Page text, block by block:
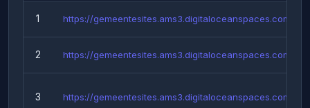
1 https://gemeentesites.ams3.digitaloceanspaces.com/...
2 https://gemeentesites.ams3.digitaloceanspaces.com/...
3 https://gemeentesites.ams3.digitaloceanspaces.com/...